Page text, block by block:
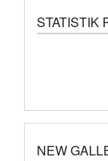
STATISTIK
NEW